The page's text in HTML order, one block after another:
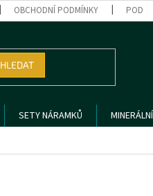
OBCHODNÍ PODMÍNKY
HLEDAT
SETY NÁRAMKŮ